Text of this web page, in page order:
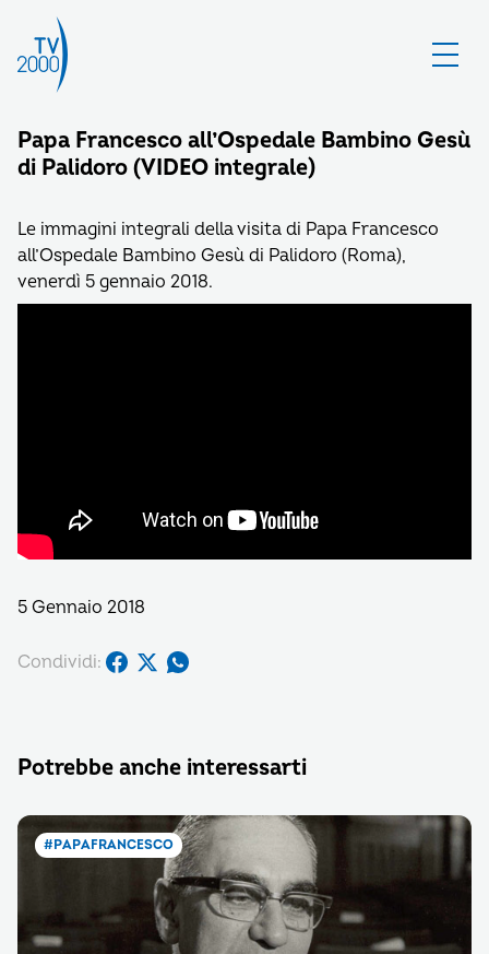
Papa Francesco all’Ospedale Bambino Gesù
di Palidoro (VIDEO integrale)
Le immagini integrali della visita di Papa Francesco
all’Ospedale Bambino Gesù di Palidoro (Roma),
venerdì 5 gennaio 2018.
5 Gennaio 2018
Condividi:
Potrebbe anche interessarti
#PAPAFRANCESCO